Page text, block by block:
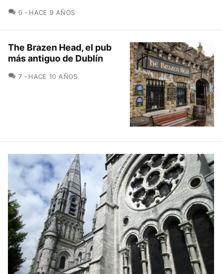
0 COMENTARIOS
HACE 9 AÑOS
The Brazen Head, el pub
más antiguo de Dublín
7 COMENTARIOS
HACE 10 AÑOS